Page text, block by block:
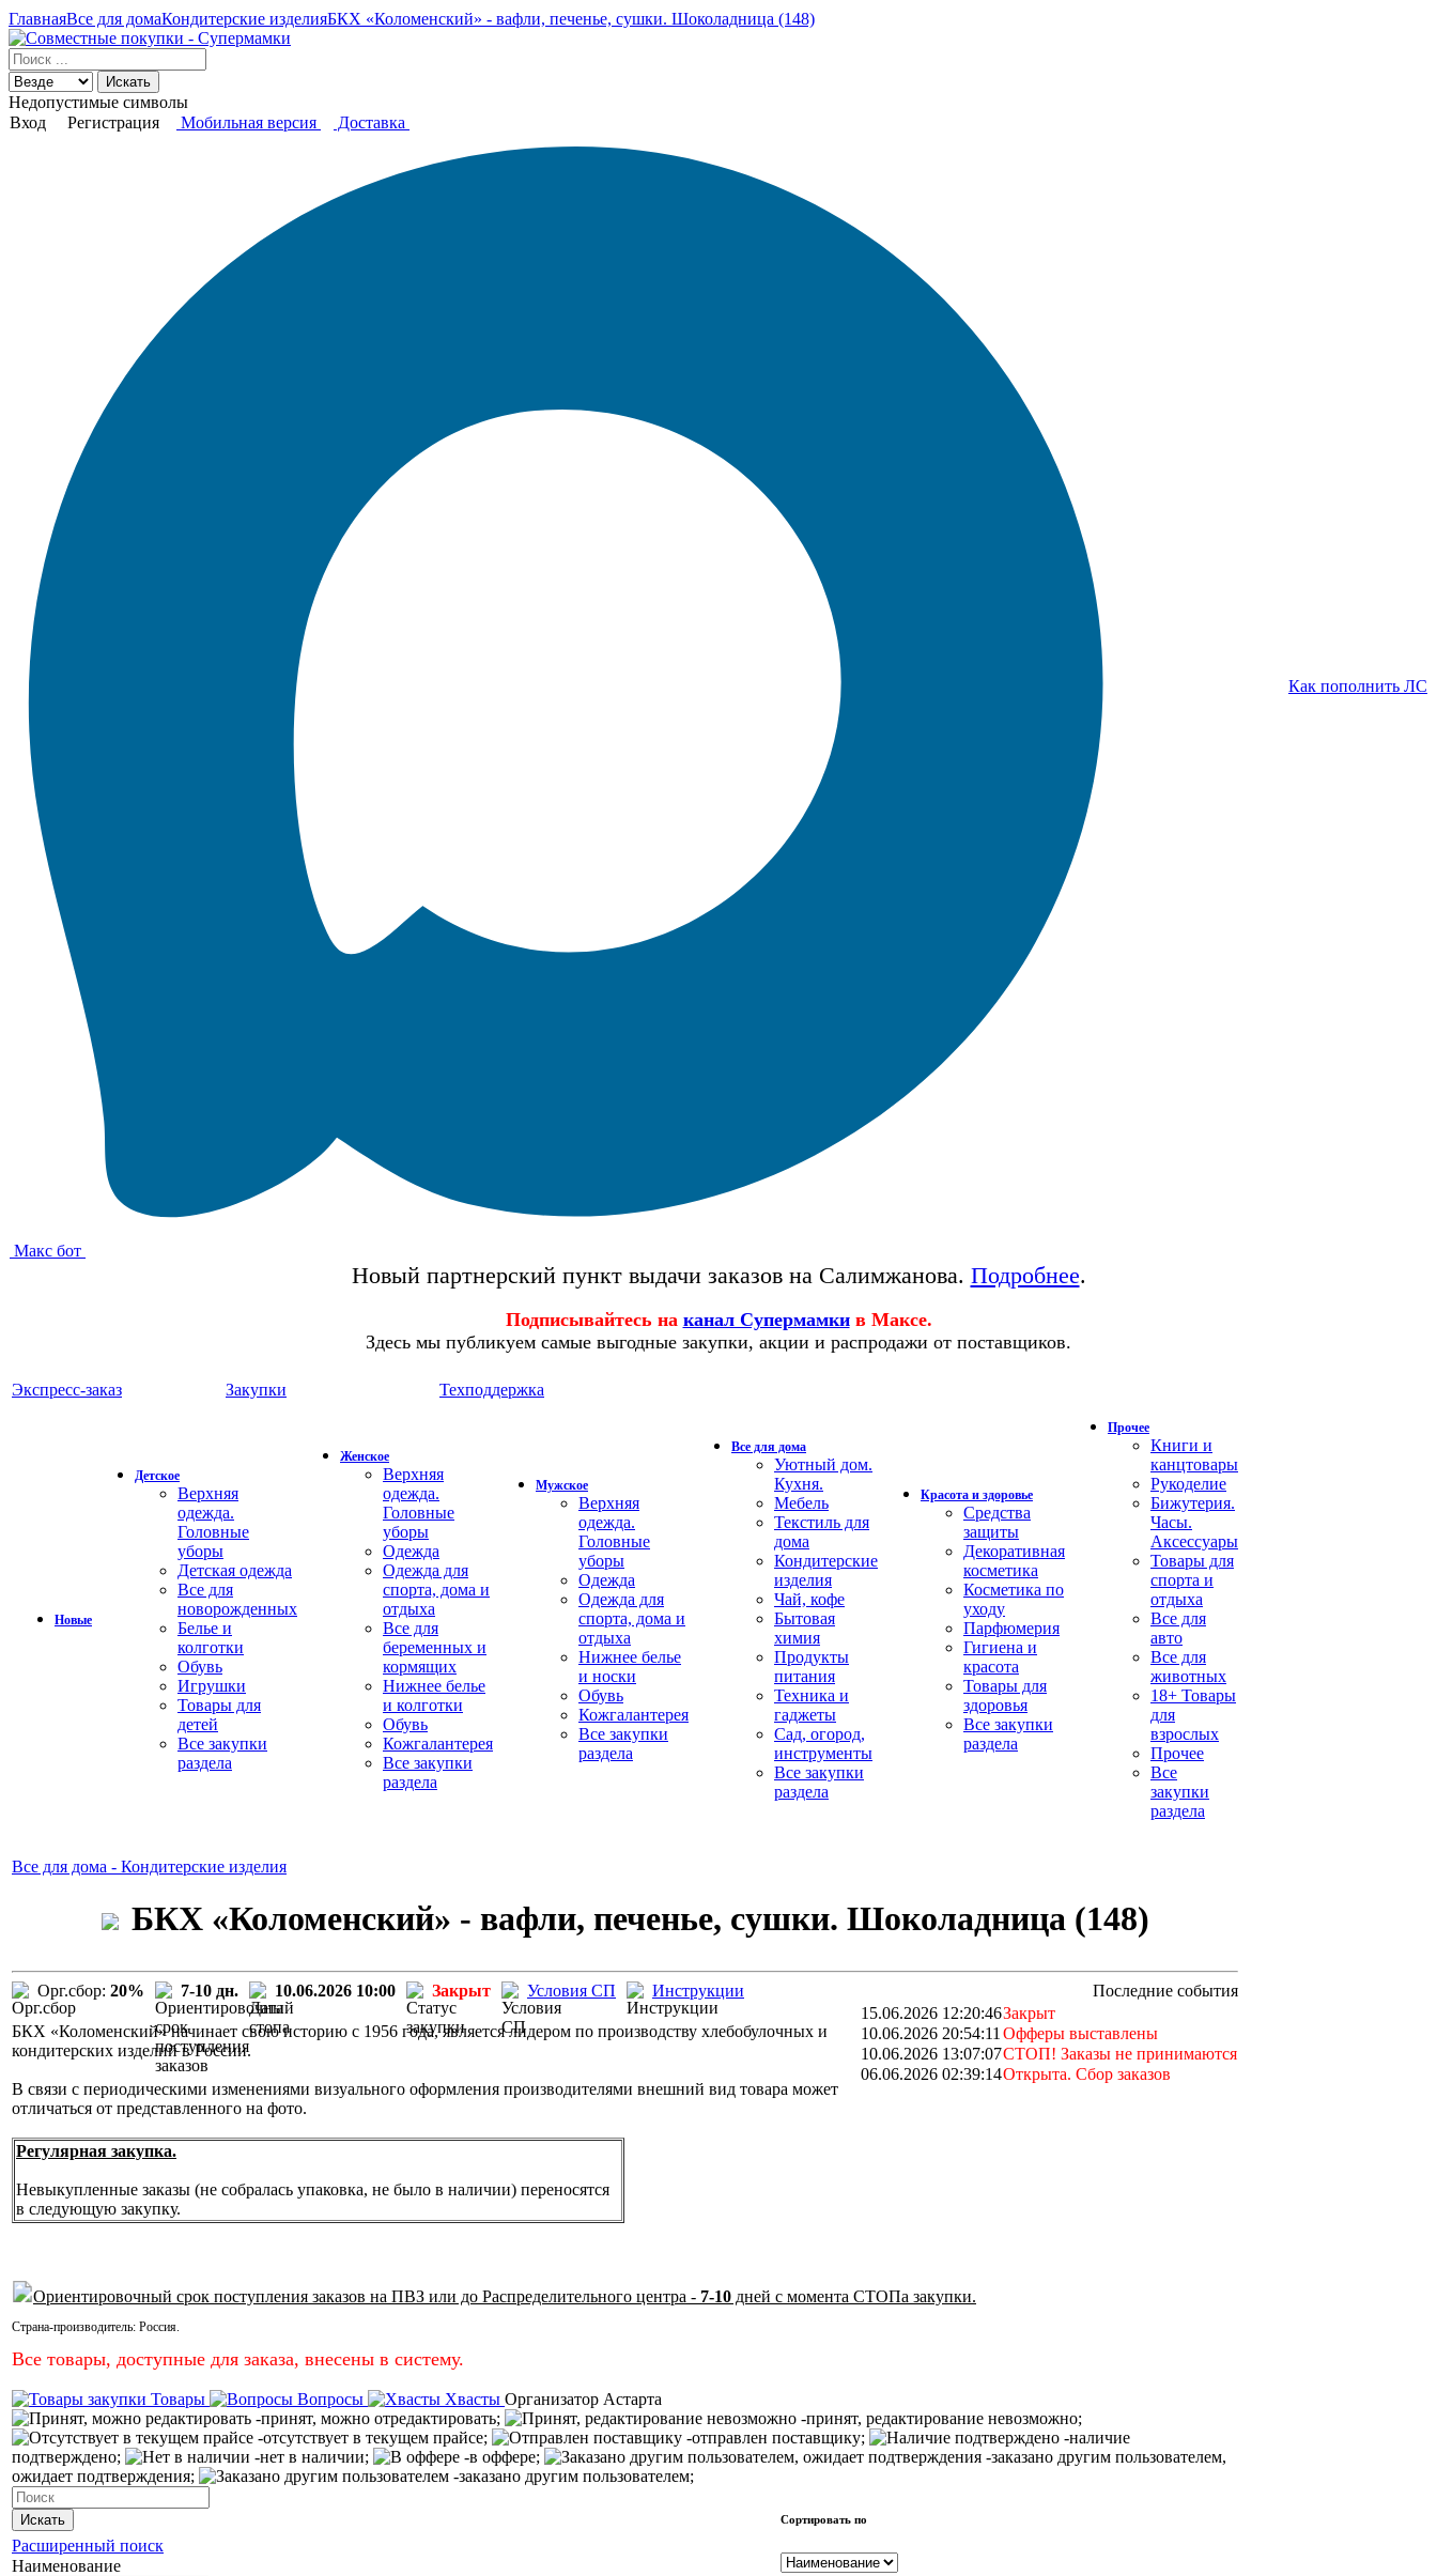
ГлавнаяВсе для домаКондитерские изделияБКХ «Коломенский» - вафли, печенье, сушки. Шоколадница (148)
Искать
Недопустимые символы
Вход
Регистрация Мобильная версия Доставка
Макс бот
Как пополнить ЛС
Новый партнерский пункт выдачи заказов на Салимжанова. Подробнее.
Подписывайтесь на канал Супермамки в Максе.
Здесь мы публикуем самые выгодные закупки, акции и распродажи от поставщиков.
Экспресс-заказ Закупки Техподдержка
Новые
Детское
Верхняя
одежда.
Головные
уборы
Детская одежда
Все для
новорожденных
Белье и
колготки
Обувь
Игрушки
Товары для
детей
Все закупки
раздела
Женское
Верхняя
одежда.
Головные
уборы
Одежда
Одежда для
спорта, дома и
отдыха
Все для
беременных и
кормящих
Нижнее белье
и колготки
Обувь
Кожгалантерея
Все закупки
раздела
Мужское
Верхняя
одежда.
Головные
уборы
Одежда
Одежда для
спорта, дома и
отдыха
Нижнее белье
и носки
Обувь
Кожгалантерея
Все закупки
раздела
Все для дома
Уютный дом.
Кухня.
Мебель
Текстиль для
дома
Кондитерские
изделия
Чай, кофе
Бытовая
химия
Продукты
питания
Техника и
гаджеты
Сад, огород,
инструменты
Все закупки
раздела
Красота и здоровье
Средства
защиты
Декоративная
косметика
Косметика по
уходу
Парфюмерия
Гигиена и
красота
Товары для
здоровья
Все закупки
раздела
Прочее
Книги и
канцтовары
Рукоделие
Бижутерия.
Часы.
Аксессуары
Товары для
спорта и
отдыха
Все для
авто
Все для
животных
18+ Товары
для
взрослых
Прочее
Все
закупки
раздела
Все для дома - Кондитерские изделия
БКХ «Коломенский» - вафли, печенье, сушки. Шоколадница (148)
Орг.сбор: 20% 7-10 дн. 10.06.2026 10:00 Закрыт Условия СП Инструкции
Последние события
15.06.2026 12:20:46Закрыт
10.06.2026 20:54:11 Офферы выставлены
10.06.2026 13:07:07СТОП! Заказы не принимаются
06.06.2026 02:39:14Открыта. Сбор заказов
БКХ «Коломенский» начинает свою историю с 1956 года, является лидером по производству хлебобулочных и
кондитерских изделий в России.
В связи с периодическими изменениями визуального оформления производителями внешний вид товара может
отличаться от представленного на фото.
Регулярная закупка.
Невыкупленные заказы (не собралась упаковка, не было в наличии) переносятся
в следующую закупку.
Ориентировочный срок поступления заказов на ПВЗ или до Распределительного центра - 7-10 дней с момента СТОПа закупки.
Страна-производитель: Россия.
Все товары, доступные для заказа, внесены в систему.
Товары Вопросы Хвасты Организатор Астарта
-принят, можно отредактировать;
-принят, редактирование невозможно;
-отсутствует в текущем прайсе;
-отправлен поставщику;
-наличие
подтверждено;
-нет в наличии; -в оффере;
-заказано другим пользователем,
ожидает подтверждения;
-заказано другим пользователем;
Искать
Расширенный поиск
Наименование
Сортировать по